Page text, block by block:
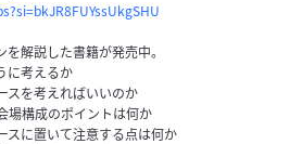
解説した書籍が発売中。
に考えるか
スを考えればいいのか
場構成のポイントは何か
スに置いて注意する点は何か